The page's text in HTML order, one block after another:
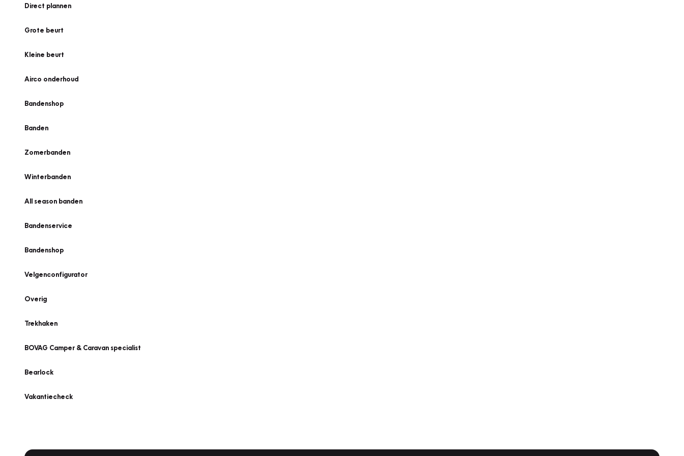
Direct plannen
Grote beurt
Kleine beurt
Airco onderhoud
Bandenshop
Banden
Zomerbanden
Winterbanden
All season banden
Bandenservice
Bandenshop
Velgenconfigurator
Overig
Trekhaken
BOVAG Camper & Caravan specialist
Bearlock
Vakantiecheck